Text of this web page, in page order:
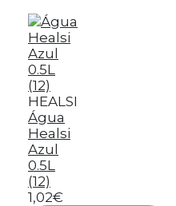
HEALSI
Água
Healsi
Azul
0.5L
(12)
1,02€